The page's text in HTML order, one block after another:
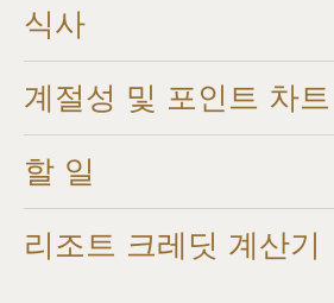
식사
계절성 및 포인트 차트​
할 일
리조트 크레딧 계산기​